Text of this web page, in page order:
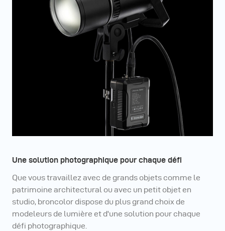
Une solution photographique pour chaque défi
Que vous travaillez avec de grands objets comme le
patrimoine architectural ou avec un petit objet en
studio, broncolor dispose du plus grand choix de
modeleurs de lumière et d'une solution pour chaque
défi photographique.